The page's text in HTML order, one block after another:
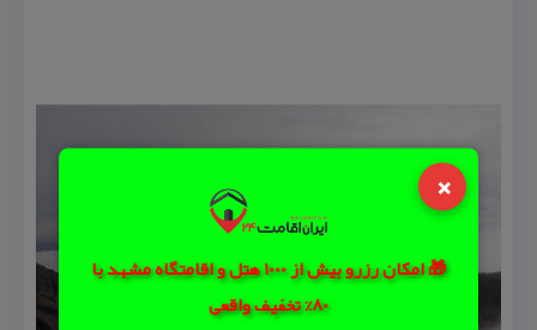
×
🎁 امکان رزرو بیش از 1000 هتل و اقامتگاه مشهد با
80% تخفیف واقعی